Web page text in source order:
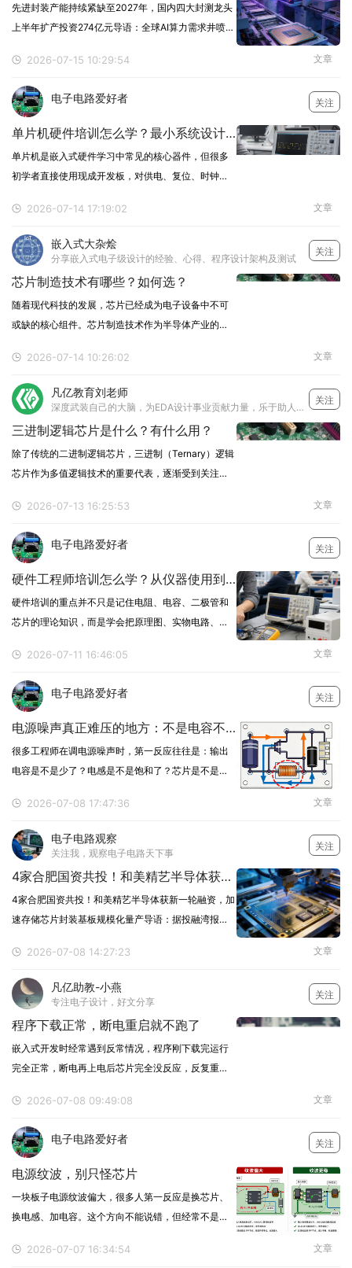
先进封装产能持续紧缺至2027年，国内四大封测龙头
上半年扩产投资274亿元导语：全球AI算力需求井喷叠
工序"跃升为决定芯片性能的核心环节。2026年上半
年，国内四大封测龙头累计宣布扩产投资27
2026-07-15 10:29:54 文章
电子电路爱好者 关注
单片机硬件培训怎么学？最小系统设计与上电调试完整指南
单片机是嵌入式硬件学习中常见的核心器件，但很多
初学者直接使用现成开发板，对供电、复位、时钟和
就容易遇到芯片无法识别、程序下载失败、运行不稳
定或反复复位等问题。实用的硬件培训应从单片机最
小系统开始
2026-07-14 17:19:02 文章
嵌入式大杂烩
分享嵌入式电子级设计的经验、心得、程序设计架构及测试
关注
芯片制造技术有哪些？如何选？
随着现代科技的发展，芯片已经成为电子设备中不可
或缺的核心组件。芯片制造技术作为半导体产业的关
步。1. 光刻技术光刻是芯片制造中的核心工艺，通过
光的照射将电路图案转移到硅片上的光刻胶层。主要
步骤包括
2026-07-14 10:26:02 文章
凡亿教育刘老师
深度武装自己的大脑，为EDA设计事业贡献力量，乐于助人，想要多学习电子设计技术的可以关注我~
关注
三进制逻辑芯片是什么？有什么用？
除了传统的二进制逻辑芯片，三进制（Ternary）逻辑
芯片作为多值逻辑技术的重要代表，逐渐受到关注。
进制逻辑芯片？三进制逻辑芯片是一种基于三进制逻
辑工作的数字集成电路。不同于传统的二进制逻辑
2026-07-13 16:25:53 文章
电子电路爱好者 关注
硬件工程师培训怎么学？从仪器使用到电路故障定位的实战方法
硬件培训的重点并不只是记住电阻、电容、二极管和
芯片的理论知识，而是学会把原理图、实物电路、测
础电路，却不知道板卡不上电、通信失败或波形异常
时应该先检查哪里。真正实用的硬件工程师培训，应
围绕测试仪
2026-07-11 16:46:05 文章
电子电路爱好者 关注
电源噪声真正难压的地方：不是电容不够，而是回流路径乱了
很多工程师在调电源噪声时，第一反应往往是：输出
电容是不是少了？电感是不是饱和了？芯片是不是选
看。但在真实项目里，很多电源噪声压不下去，并不
是因为电容少了几颗，也不是因为芯片参数差了一
点，而是因为一
2026-07-08 17:47:36 文章
电子电路观察
关注我，观察电子电路天下事
关注
4家合肥国资共投！和美精艺半导体获新一轮融资，加速存储芯片封装基板规模化量产
4家合肥国资共投！和美精艺半导体获新一轮融资，加
速存储芯片封装基板规模化量产导语：据投融湾报
一轮融资，投资方为皖投集团、合肥产投资本、合肥
国投和合肥经开创投四家国资机构。这家2026年2月
才成立
2026-07-08 14:27:23 文章
凡亿助教-小燕
专注电子设计，好文分享
关注
程序下载正常，断电重启就不跑了
嵌入式开发时经常遇到反常情况，程序刚下载完运行
完全正常，断电再上电后芯片完全没反应，反复重新
上，不是代码逻辑写错了。1. 启动引脚电平不对MCU
的BOOT启动引脚，上电瞬间的电平状态决定了芯片
从
2026-07-08 09:49:08 文章
电子电路爱好者 关注
电源纹波，别只怪芯片
一块板子电源纹波偏大，很多人第一反应是换芯片、
换电感、加电容。这个方向不能说错，但经常不是最
后都能回到PCB布局：输入电容离得远，SW节点铺得
2026-07-07 16:34:54 文章